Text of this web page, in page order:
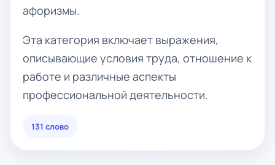
афоризмы.
Эта категория включает выражения,
описывающие условия труда, отношение к
работе и различные аспекты
профессиональной деятельности.
131 слово